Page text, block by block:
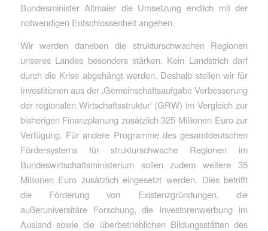
Bundesminister Altmaier die Umsetzung endlich mit der
notwendigen Entschlossenheit angehen.
Wir werden daneben die strukturschwachen Regionen
unseres Landes besonders stärken. Kein Landstrich darf
durch die Krise abgehängt werden. Deshalb stellen wir für
Investitionen aus der ‚Gemeinschaftsaufgabe Verbesserung
der regionalen Wirtschaftsstruktur‘ (GRW) im Vergleich zur
bisherigen Finanzplanung zusätzlich 325 Millionen Euro zur
Verfügung. Für andere Programme des gesamtdeutschen
Fördersystems für strukturschwache Regionen im
Bundeswirtschaftsministerium sollen zudem weitere 35
Millionen Euro zusätzlich eingesetzt werden. Dies betrifft
die Förderung von Existenzgründungen, die
außeruniversitäre Forschung, die Investorenwerbung im
Ausland sowie die überbetrieblichen Bildungsstätten des